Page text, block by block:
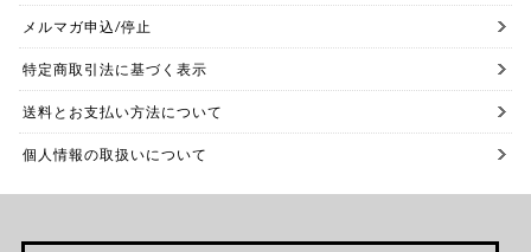
メルマガ申込/停止
特定商取引法に基づく表示
送料とお支払い方法について
個人情報の取扱いについて